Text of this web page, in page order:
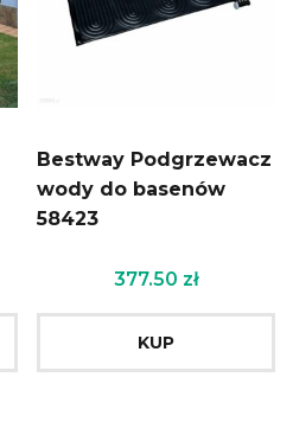
Bestway Podgrzewacz
wody do basenów
58423
377.50 zł
KUP